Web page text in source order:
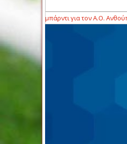
Λομπάρντι για τον Α.Ο. Ανθούπολης!